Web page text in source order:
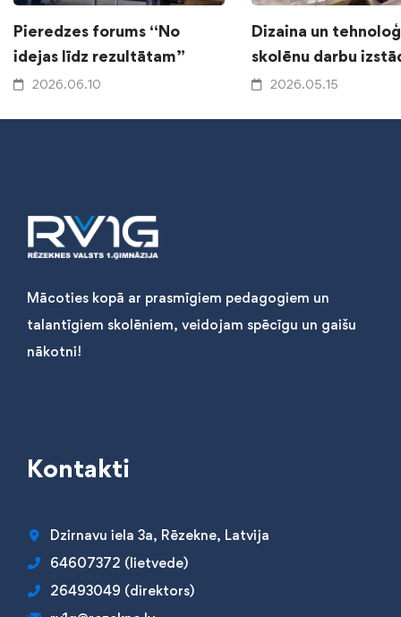
Pieredzes forums “No
idejas līdz rezultātam”
2026.06.10
Dizaina un
skolēnu darbu
2026.05.15
Mācoties kopā ar prasmīgiem pedagogiem un
talantīgiem skolēniem, veidojam spēcīgu un gaišu
nākotni!
Kontakti
Dzirnavu iela 3a, Rēzekne, Latvija
64607372 (lietvede)
26493049 (direktors)